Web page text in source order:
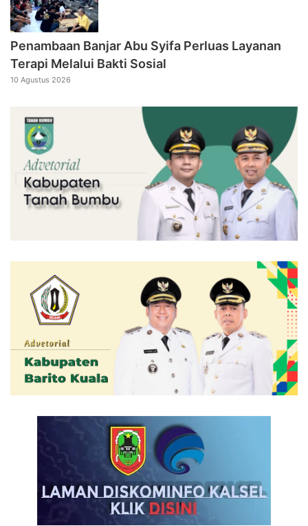
Penambaan Banjar Abu Syifa Perluas Layanan
Terapi Melalui Bakti Sosial
10 Agustus 2026